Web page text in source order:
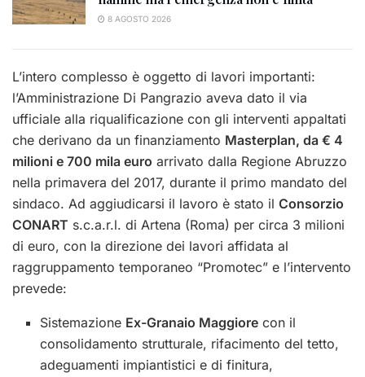
8 AGOSTO 2026
L’intero complesso è oggetto di lavori importanti:
l’Amministrazione Di Pangrazio aveva dato il via
ufficiale alla riqualificazione con gli interventi appaltati
che derivano da un finanziamento Masterplan, da € 4
milioni e 700 mila euro arrivato dalla Regione Abruzzo
nella primavera del 2017, durante il primo mandato del
sindaco. Ad aggiudicarsi il lavoro è stato il Consorzio
CONART s.c.a.r.l. di Artena (Roma) per circa 3 milioni
di euro, con la direzione dei lavori affidata al
raggruppamento temporaneo “Promotec” e l’intervento
prevede:
Sistemazione Ex-Granaio Maggiore con il
consolidamento strutturale, rifacimento del tetto,
adeguamenti impiantistici e di finitura,